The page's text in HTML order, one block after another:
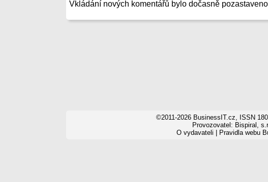
Vkládání nových komentářů bylo dočasně
©2011-2026 BusinessIT.cz, ISSN
Provozovatel: Bispiral,
O vydavateli
Pravidla webu